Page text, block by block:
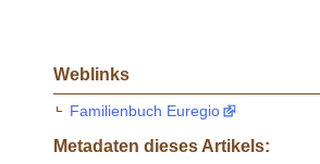
Weblinks
Familienbuch Euregio
Metadaten dieses Artikels: